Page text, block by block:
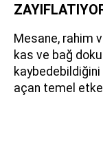
Mesane, rahim
kas ve bağ
kaybedebildiğini
açan temel